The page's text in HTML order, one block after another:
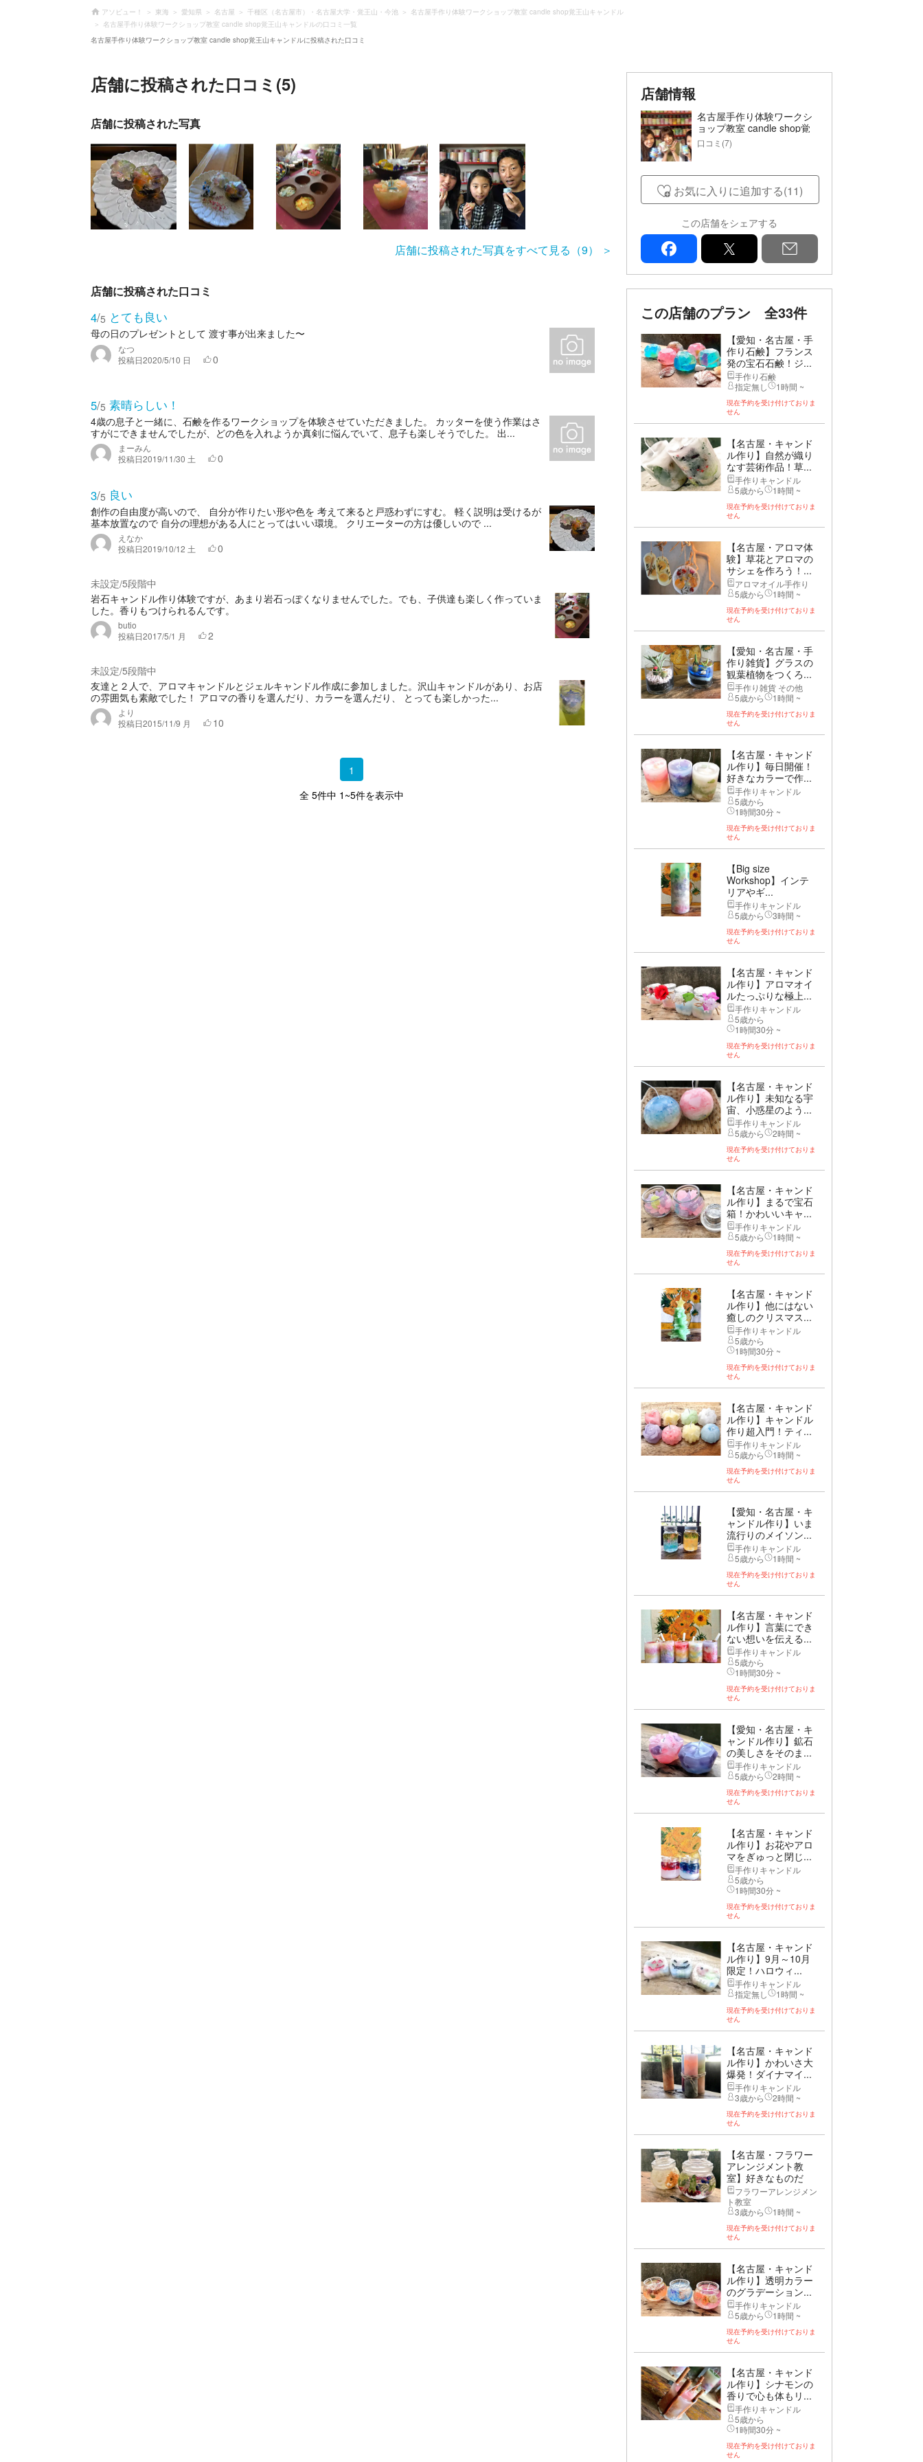
アソビュー！ 東海 愛知県 名古屋 千種区（名古屋市）・名古屋大学・覚王山・今池
名古屋手作り体験ワークショップ教室 candle shop覚王山キャンドル
名古屋手作り体験ワークショップ教室 candle shop覚王山キャンドルの口コミ一覧
名古屋手作り体験ワークショップ教室 candle shop覚王山キャンドルに投稿された口コミ
店舗に投稿された口コミ(5)
店舗に投稿された写真
店舗に投稿された写真をすべて見る（9）
店舗に投稿された口コミ
4/5 とても良い
母の日のプレゼントとして 渡す事が出来ました〜
なつ
投稿日2020/5/10 日 0
5/5 素晴らしい！
4歳の息子と一緒に、石鹸を作るワークショップを体験させていただきました。 カッターを使う作業はさ
すがにできませんでしたが、どの色を入れようか真剣に悩んでいて、息子も楽しそうでした。 出...
まーみん
投稿日2019/11/30 土 0
3/5 良い
創作の自由度が高いので、 自分が作りたい形や色を 考えて来ると戸惑わずにすむ。 軽く説明は受けるが
基本放置なので 自分の理想がある人にとってはいい環境。 クリエーターの方は優しいので ...
えなか
投稿日2019/10/12 土 0
未設定/5段階中
岩石キャンドル作り体験ですが、あまり岩石っぽくなりませんでした。でも、子供達も楽しく作っていま
した。香りもつけられるんです。
butio
投稿日2017/5/1 月 2
未設定/5段階中
友達と２人で、アロマキャンドルとジェルキャンドル作成に参加しました。沢山キャンドルがあり、お店
の雰囲気も素敵でした！ アロマの香りを選んだり、カラーを選んだり、 とっても楽しかった...
より
投稿日2015/11/9 月 10
1
全 5件中 1~5件を表示中
店舗情報
名古屋手作り体験ワークシ
ョップ教室 candle shop覚
王山キャンドル
口コミ(7)
お気に入りに追加する(11)
この店舗をシェアする
facebook
この店舗のプラン 全33件
【愛知・名古屋・手
作り石鹸】フランス
発の宝石石鹸！ジ...
手作り石鹸
指定無し
1時間 ~
現在予約を受け付けておりま
せん
【名古屋・キャンド
ル作り】自然が織り
なす芸術作品！草...
手作りキャンドル
5歳から
1時間 ~
現在予約を受け付けておりま
せん
【名古屋・アロマ体
験】草花とアロマの
サシェを作ろう！...
アロマオイル手作り
5歳から
1時間 ~
現在予約を受け付けておりま
せん
【愛知・名古屋・手
作り雑貨】グラスの
観葉植物をつくろ...
手作り雑貨 その他
5歳から
1時間 ~
現在予約を受け付けておりま
せん
【名古屋・キャンド
ル作り】毎日開催！
好きなカラーで作...
手作りキャンドル
5歳から
1時間30分 ~
現在予約を受け付けておりま
せん
【Big size
Workshop】インテ
リアやギ...
手作りキャンドル
5歳から
3時間 ~
現在予約を受け付けておりま
せん
【名古屋・キャンド
ル作り】アロマオイ
ルたっぷりな極上...
手作りキャンドル
5歳から
1時間30分 ~
現在予約を受け付けておりま
せん
【名古屋・キャンド
ル作り】未知なる宇
宙、小惑星のよう...
手作りキャンドル
5歳から
2時間 ~
現在予約を受け付けておりま
せん
【名古屋・キャンド
ル作り】まるで宝石
箱！かわいいキャ...
手作りキャンドル
5歳から
1時間 ~
現在予約を受け付けておりま
せん
【名古屋・キャンド
ル作り】他にはない
癒しのクリスマス...
手作りキャンドル
5歳から
1時間30分 ~
現在予約を受け付けておりま
せん
【名古屋・キャンド
ル作り】キャンドル
作り超入門！ティ...
手作りキャンドル
5歳から
1時間 ~
現在予約を受け付けておりま
せん
【愛知・名古屋・キ
ャンドル作り】いま
流行りのメイソン...
手作りキャンドル
5歳から
1時間 ~
現在予約を受け付けておりま
せん
【名古屋・キャンド
ル作り】言葉にでき
ない想いを伝える...
手作りキャンドル
5歳から
1時間30分 ~
現在予約を受け付けておりま
せん
【愛知・名古屋・キ
ャンドル作り】鉱石
の美しさをそのま...
手作りキャンドル
5歳から
2時間 ~
現在予約を受け付けておりま
せん
【名古屋・キャンド
ル作り】お花やアロ
マをぎゅっと閉じ...
手作りキャンドル
5歳から
1時間30分 ~
現在予約を受け付けておりま
せん
【名古屋・キャンド
ル作り】9月～10月
限定！ハロウィ...
手作りキャンドル
指定無し
1時間 ~
現在予約を受け付けておりま
せん
【名古屋・キャンド
ル作り】かわいさ大
爆発！ダイナマイ...
手作りキャンドル
3歳から
2時間 ~
現在予約を受け付けておりま
せん
【名古屋・フラワー
アレンジメント教
室】好きなものだ
け...フラワーアレンジメン
ト教室
3歳から
1時間 ~
現在予約を受け付けておりま
せん
【名古屋・キャンド
ル作り】透明カラー
のグラデーション...
手作りキャンドル
5歳から
1時間 ~
現在予約を受け付けておりま
せん
【名古屋・キャンド
ル作り】シナモンの
香りで心も体もリ...
手作りキャンドル
5歳から
1時間30分 ~
現在予約を受け付けておりま
せん